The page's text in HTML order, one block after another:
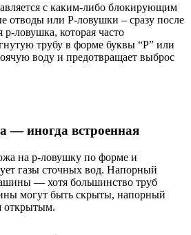
с каким-либо блокирующим
отводы или P-ловушки – сразу после
ловушка, которая часто
трубу в форме буквы “P” или
воду и предотвращает выброс
— иногда встроенная
на p-ловушку по форме и
газы сточных вод. Напорный
— хотя большинство труб
могут быть скрыты, напорный
открытым.